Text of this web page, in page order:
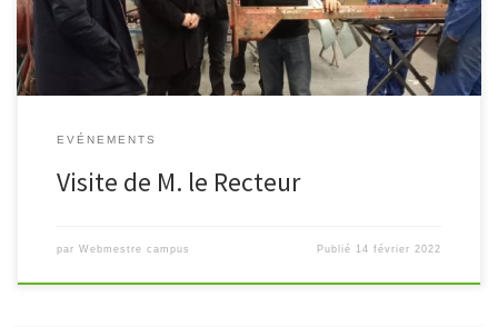
EVÉNEMENTS
Visite de M. le Recteur
par Webmestre campus Publié 14 février 2022